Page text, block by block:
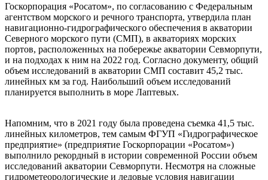
Госкорпорация «Росатом», по согласованию с Федеральным
агентством морского и речного транспорта, утвердила план
навигационно-гидрографического обеспечения в акватории
Северного морского пути (СМП), в акваториях морских
портов, расположенных на побережье акватории Севморпути,
и на подходах к ним на 2022 год. Согласно документу, общий
объем исследований в акватории СМП составит 45,2 тыс.
линейных км за год. Наибольший объем исследований
планируется выполнить в море Лаптевых.
Напомним, что в 2021 году была проведена съемка 41,5 тыс.
линейных километров, тем самым ФГУП «Гидрографическое
предприятие» (предприятие Госкорпорации «Росатом»)
выполнило рекордный в истории современной России объем
исследований акватории Севморпути. Несмотря на сложные
гидрометеорологические и ледовые условия навигации